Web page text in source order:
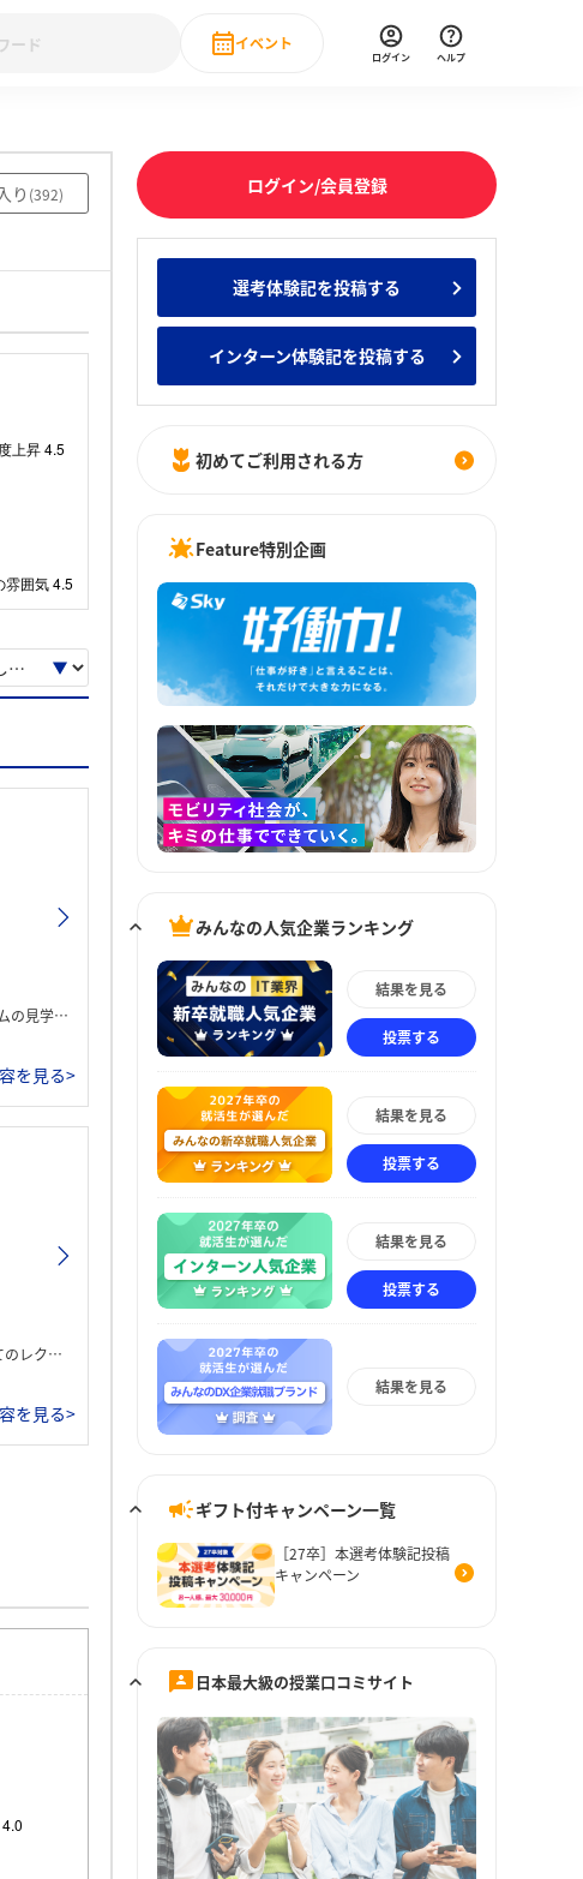
んなの新卒就職人気企業ランキング みんなのインターン人気企業ランキ
28卒 IT・DX現場社員インタビュー
イベント
直近のイベント一覧
ログイン ヘルプ
り (392)
ました。
を見る>
との座談会を行って終了。
を見る>
ログイン/会員登録
選考体験記を投稿する
インターン体験記を投稿する
初めてご利用される方
Feature特別企画
みんなの人気企業ランキング
結果を見る
投票する
結果を見る
投票する
結果を見る
投票する
結果を見る
ギフト付キャンペーン一覧
［27卒］本選考体験記投稿
キャンペーン
日本最大級の授業口コミサイト